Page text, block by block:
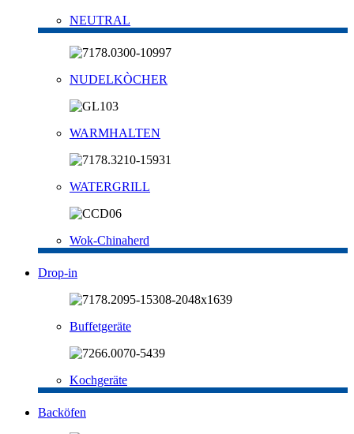
NEUTRAL
NUDELKÒCHER
WARMHALTEN
WATERGRILL
Wok-Chinaherd
Drop-in
Buffetgeräte
Kochgeräte
Backöfen